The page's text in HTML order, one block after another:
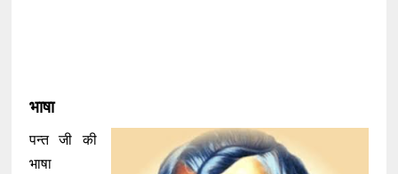
भाषा
पन्त जी की
भाषा